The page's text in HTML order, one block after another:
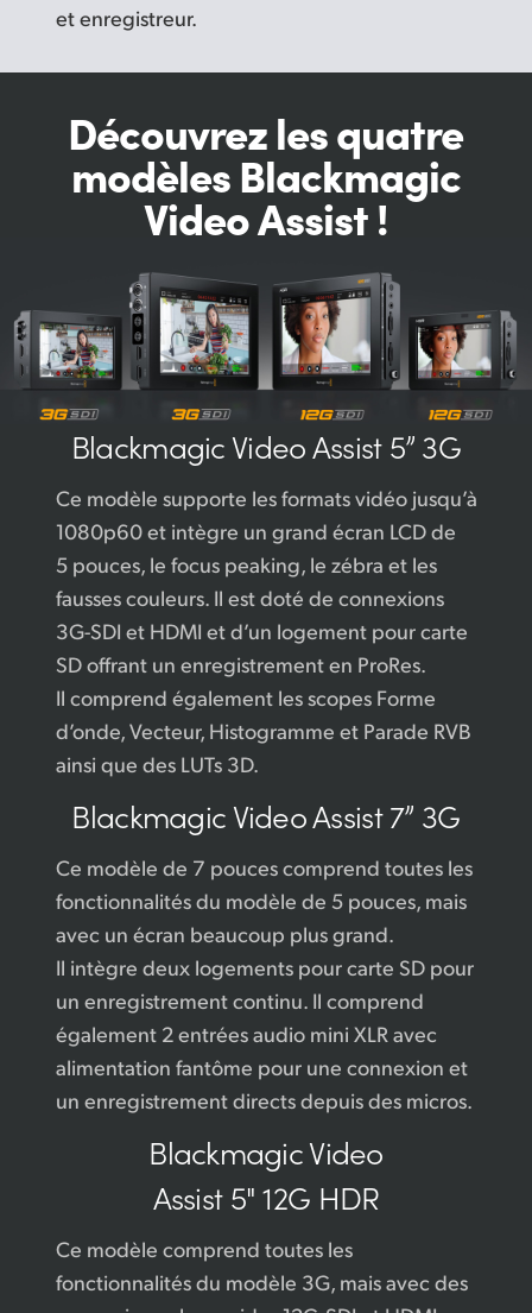
et enregistreur.
Découvrez les quatre
modèles Blackmagic
Video Assist !
Blackmagic Video Assist 5” 3G
Ce modèle supporte les formats vidéo jusqu’à
1080p60 et intègre un grand écran LCD de
5 pouces, le focus peaking, le zébra et les
fausses couleurs. Il est doté de connexions
3G-SDI et HDMI et d’un logement pour carte
SD offrant un enregistrement en ProRes.
Il comprend également les scopes Forme
d’onde, Vecteur, Histogramme et Parade RVB
ainsi que des LUTs 3D.
Blackmagic Video Assist 7” 3G
Ce modèle de 7 pouces comprend toutes les
fonctionnalités du modèle de 5 pouces, mais
avec un écran beaucoup plus grand.
Il intègre deux logements pour carte SD pour
un enregistrement continu. Il comprend
également 2 entrées audio mini XLR avec
alimentation fantôme pour une connexion et
un enregistrement directs depuis des micros.
BlackmagicVideo
Assist 5" 12G HDR
Ce modèle comprend toutes les
fonctionnalités du modèle 3G, mais avec des